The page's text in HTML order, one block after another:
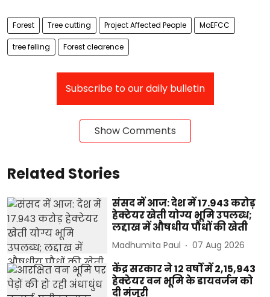
Forest Tree cutting Project Affected People MoEFCC
tree felling Forest clearence
Subscribe to our daily bulletin
Show Comments
Related Stories
संसद में आज: देश में 17.943 करोड़
हेक्टेयर खेती योग्य भूमि उपलब्ध;
लद्दाख में औषधीय पौधों की खेती
Madhumita Paul 07 Aug 2026
केंद्र सरकार ने 12 वर्षों में 2,15,943
हेक्टेयर वन भूमि के डायवर्जन को
दी मंजूरी